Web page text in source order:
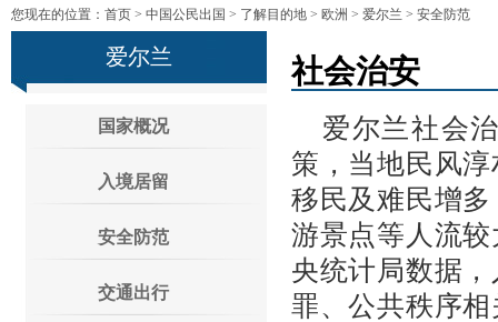
您现在的位置： 首页 > 中国公民出国 > 了解目的地 > 欧洲 > 爱尔兰 > 安全防范
爱尔兰
国家概况
入境居留
安全防范
交通出行
社会治安
爱尔兰社会
策，当地民风
移民及难民增
游景点等人流
央统计局数据
罪、公共秩序